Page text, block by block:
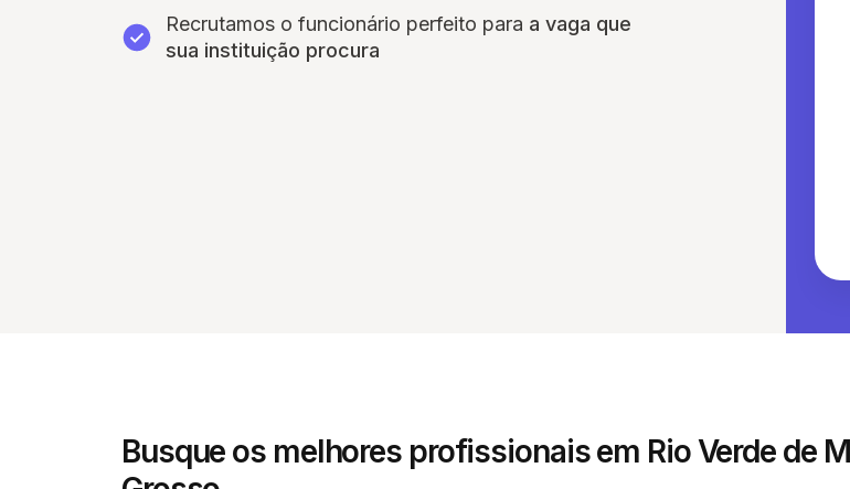
Recrutamos o funcionário perfeito para a vaga que
sua instituição procura
Busque os melhores profissionais em Rio Verde de